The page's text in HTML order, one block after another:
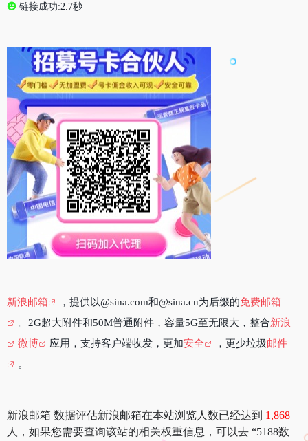
链接成功:2.7秒
新浪邮箱 ，提供以@sina.com和@sina.cn为后缀的免费邮箱
。2G超大附件和50M普通附件，容量5G至无限大，整合新浪
微博
应用，支持客户端收发，更加安全 ，更少垃圾邮件
。
新浪邮箱 数据评估新浪邮箱在本站浏览人数已经达到 1,868
人，如果您需要查询该站的相关权重信息，可以去 “5188数